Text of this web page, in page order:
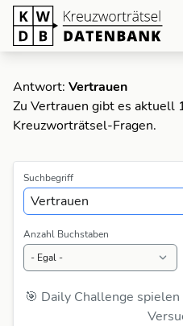
Antwort: Vertrauen
Zu Vertrauen gibt es aktuell
Kreuzworträtsel-Fragen.
Suchbegriff
Anzahl Buchstaben
🎯 Daily Challenge